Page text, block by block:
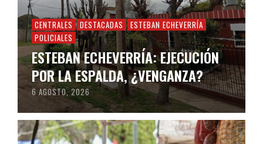
CENTRALES DESTACADAS
ESTEBAN ECHEVERRÍA
POLICIALES
ESTEBAN ECHEVERRÍA: EJECUCIÓN
POR LA ESPALDA, ¿VENGANZA?
6 AGOSTO, 2026